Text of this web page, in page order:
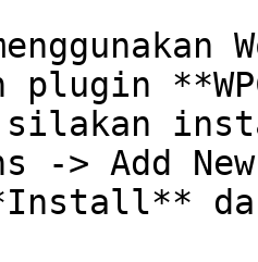
plugin
silakan
-> Add